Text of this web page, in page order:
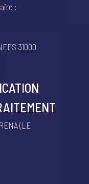
:
31000
(LE